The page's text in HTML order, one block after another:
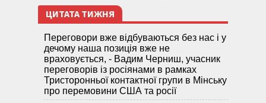
ЦИТАТА ТИЖНЯ
Переговори вже відбуваються без нас і у
дечому наша позиція вже не
враховується, - Вадим Черниш, учасник
переговорів із росіянами в рамках
Тристоронньої контактної групи в Мінську
про перемовини США та росії